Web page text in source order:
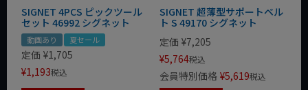
SIGNET 4PCS ピックツール
セット 46992 シグネット
動画あり 夏セール
定価 ¥1,705
¥1,193税込
SIGNET 超薄型サポートベル
ト S 49170 シグネット
定価 ¥7,205
¥5,764税込
会員特別価格 ¥5,619税込